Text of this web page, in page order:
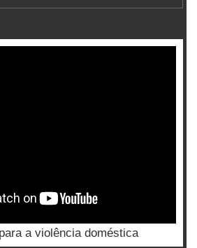
a violência doméstica